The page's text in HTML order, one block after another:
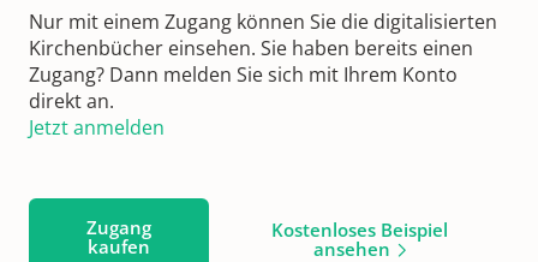
Nur mit einem Zugang können Sie die digitalisierten
Kirchenbücher einsehen. Sie haben bereits einen
Zugang? Dann melden Sie sich mit Ihrem Konto
direkt an.
Jetzt anmelden
Zugang
kaufen
Kostenloses Beispiel
ansehen